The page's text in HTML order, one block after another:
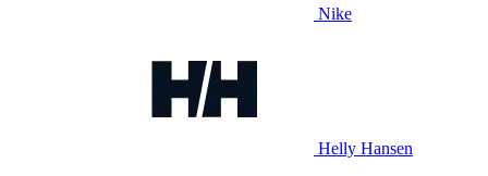
Nike
Helly Hansen